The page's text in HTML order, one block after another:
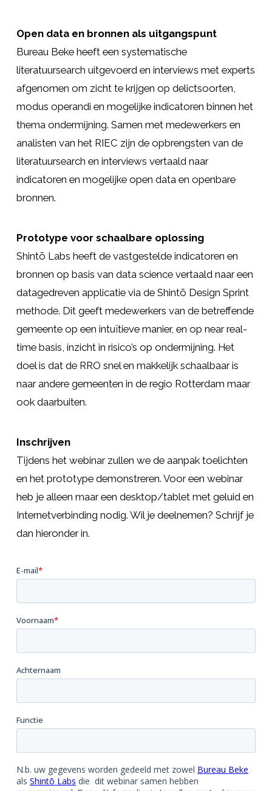
Open data en bronnen als uitgangspunt
Bureau Beke heeft een systematische
literatuursearch uitgevoerd en interviews met experts
afgenomen om zicht te krijgen op delictsoorten,
modus operandi en mogelijke indicatoren binnen het
thema ondermijning. Samen met medewerkers en
analisten van het RIEC zijn de opbrengsten van de
literatuursearch en interviews vertaald naar
indicatoren en mogelijke open data en openbare
bronnen.
Prototype voor schaalbare oplossing
Shintō Labs heeft de vastgestelde indicatoren en
bronnen op basis van data science vertaald naar een
datagedreven applicatie via de Shintō Design Sprint
methode. Dit geeft medewerkers van de betreffende
gemeente op een intuïtieve manier, en op near real-
time basis, inzicht in risico’s op ondermijning. Het
doel is dat de RRO snel en makkelijk schaalbaar is
naar andere gemeenten in de regio Rotterdam maar
ook daarbuiten.
Inschrijven
Tijdens het webinar zullen we de aanpak toelichten
en het prototype demonstreren. Voor een webinar
heb je alleen maar een desktop/tablet met geluid en
Internetverbinding nodig. Wil je deelnemen? Schrijf je
dan hieronder in.